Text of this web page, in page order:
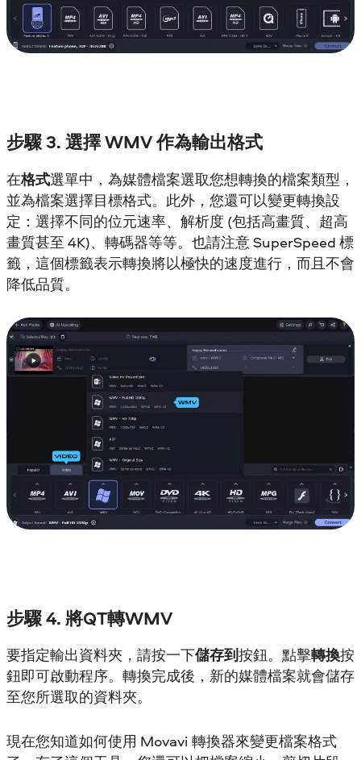
步驟 3. 選擇 WMV 作為輸出格式
在格式選單中，為媒體檔案選取您想轉換的檔案類型，
並為檔案選擇目標格式。此外，您還可以變更轉換設
定：選擇不同的位元速率、解析度 (包括高畫質、超高
畫質甚至 4K)、轉碼器等等。也請注意 SuperSpeed 標
籤，這個標籤表示轉換將以極快的速度進行，而且不會
降低品質。
步驟 4. 將QT轉WMV
要指定輸出資料夾，請按一下儲存到按鈕。點擊轉換按
鈕即可啟動程序。轉換完成後，新的媒體檔案就會儲存
至您所選取的資料夾。
現在您知道如何使用 Movavi 轉換器來變更檔案格式